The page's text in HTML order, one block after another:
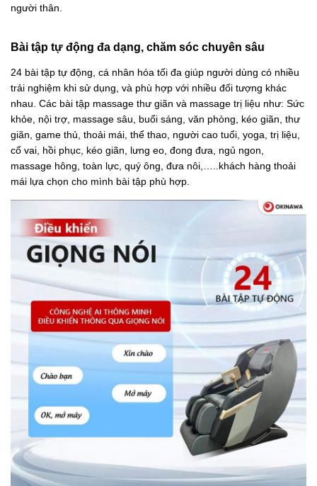
người thân.
Bài tập tự động đa dạng, chăm sóc chuyên sâu
24 bài tập tự động, cá nhân hóa tối đa giúp người dùng có nhiều
trải nghiệm khi sử dụng, và phù hợp với nhiều đối tượng khác
nhau. Các bài tập massage thư giãn và massage trị liệu như: Sức
khỏe, nội trợ, massage sâu, buổi sáng, văn phòng, kéo giãn, thư
giãn, game thủ, thoải mái, thể thao, người cao tuổi, yoga, trị liệu,
cổ vai, hồi phục, kéo giãn, lưng eo, đong đưa, ngủ ngon,
massage hông, toàn lực, quý ông, đưa nôi,…..khách hàng thoải
mái lựa chọn cho mình bài tập phù hợp.